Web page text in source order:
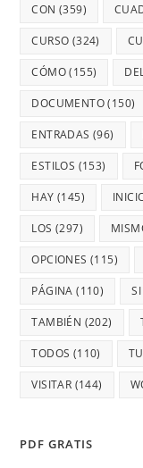
CON (359)
CURSO (324)
CÓMO(155)
DOCUMENTO(150)
ENTRADAS (96)
ESTILOS (153)
HAY (145)
LOS (297)
OPCIONES (115)
PÁGINA (110) SI
TAMBIÉN (202)
TODOS (110)
VISITAR (144)
PDF GRATIS